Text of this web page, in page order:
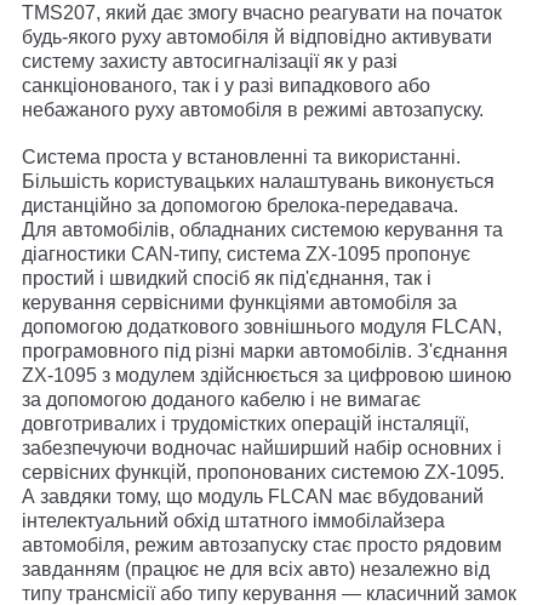
TMS207, який дає змогу вчасно реагувати на початок
будь-якого руху автомобіля й відповідно активувати
систему захисту автосигналізації як у разі
санкціонованого, так і у разі випадкового або
небажаного руху автомобіля в режимі автозапуску.
Система проста у встановленні та використанні.
Більшість користувацьких налаштувань виконується
дистанційно за допомогою брелока-передавача.
Для автомобілів, обладнаних системою керування та
діагностики CAN-типу, система ZX-1095 пропонує
простий і швидкий спосіб як під'єднання, так і
керування сервісними функціями автомобіля за
допомогою додаткового зовнішнього модуля FLCAN,
програмовного під різні марки автомобілів. З'єднання
ZX-1095 з модулем здійснюється за цифровою шиною
за допомогою доданого кабелю і не вимагає
довготривалих і трудомістких операцій інсталяції,
забезпечуючи водночас найширший набір основних і
сервісних функцій, пропонованих системою ZX-1095.
А завдяки тому, що модуль FLCAN має вбудований
інтелектуальний обхід штатного іммобілайзера
автомобіля, режим автозапуску стає просто рядовим
завданням (працює не для всіх авто) незалежно від
типу трансмісії або типу керування — класичний замок